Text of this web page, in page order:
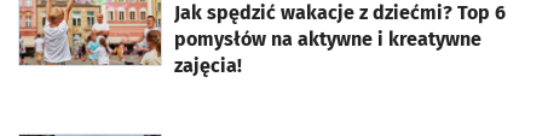
Jak spędzić wakacje z dziećmi? Top 6
pomysłów na aktywne i kreatywne
zajęcia!